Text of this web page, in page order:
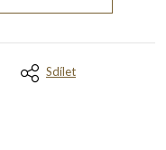
Sdílet